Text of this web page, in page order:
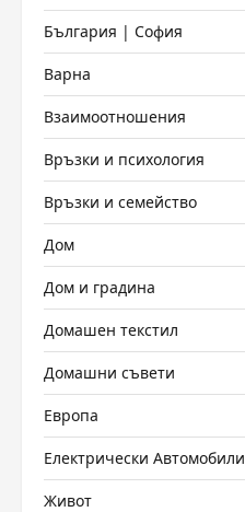
България | София
Варна
Взаимоотношения
Връзки и психология
Връзки и семейство
Дом
Дом и градина
Домашен текстил
Домашни съвети
Европа
Електрически Автомобили
Живот